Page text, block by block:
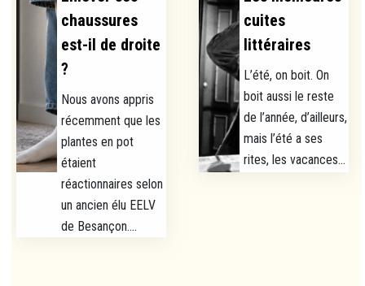
chaussures
est-il de droite
?
Nous avons appris
récemment que les
plantes en pot
étaient
réactionnaires selon
un ancien élu EELV
de Besançon....
cuites
littéraires
L’été, on boit. On
boit aussi le reste
de l’année, d’ailleurs,
mais l’été a ses
rites, les vacances...